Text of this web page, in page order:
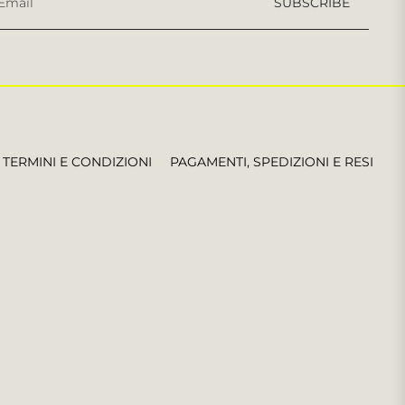
le
offerte
PAGAMENTI, SPEDIZIONI E RESI
TERMINI E CONDIZIONI